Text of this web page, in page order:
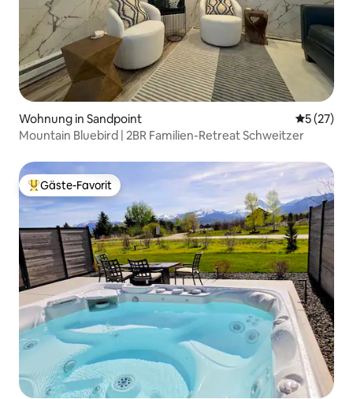
Wohnung in Sandpoint
5 (27)
Mountain Bluebird | 2BR Familien-Retreat Schweitzer
Beliebter Gäste-Favorit.
Gäste-Favorit